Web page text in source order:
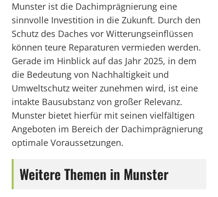
Munster ist die Dachimprägnierung eine
sinnvolle Investition in die Zukunft. Durch den
Schutz des Daches vor Witterungseinflüssen
können teure Reparaturen vermieden werden.
Gerade im Hinblick auf das Jahr 2025, in dem
die Bedeutung von Nachhaltigkeit und
Umweltschutz weiter zunehmen wird, ist eine
intakte Bausubstanz von großer Relevanz.
Munster bietet hierfür mit seinen vielfältigen
Angeboten im Bereich der Dachimprägnierung
optimale Voraussetzungen.
Weitere Themen in Munster